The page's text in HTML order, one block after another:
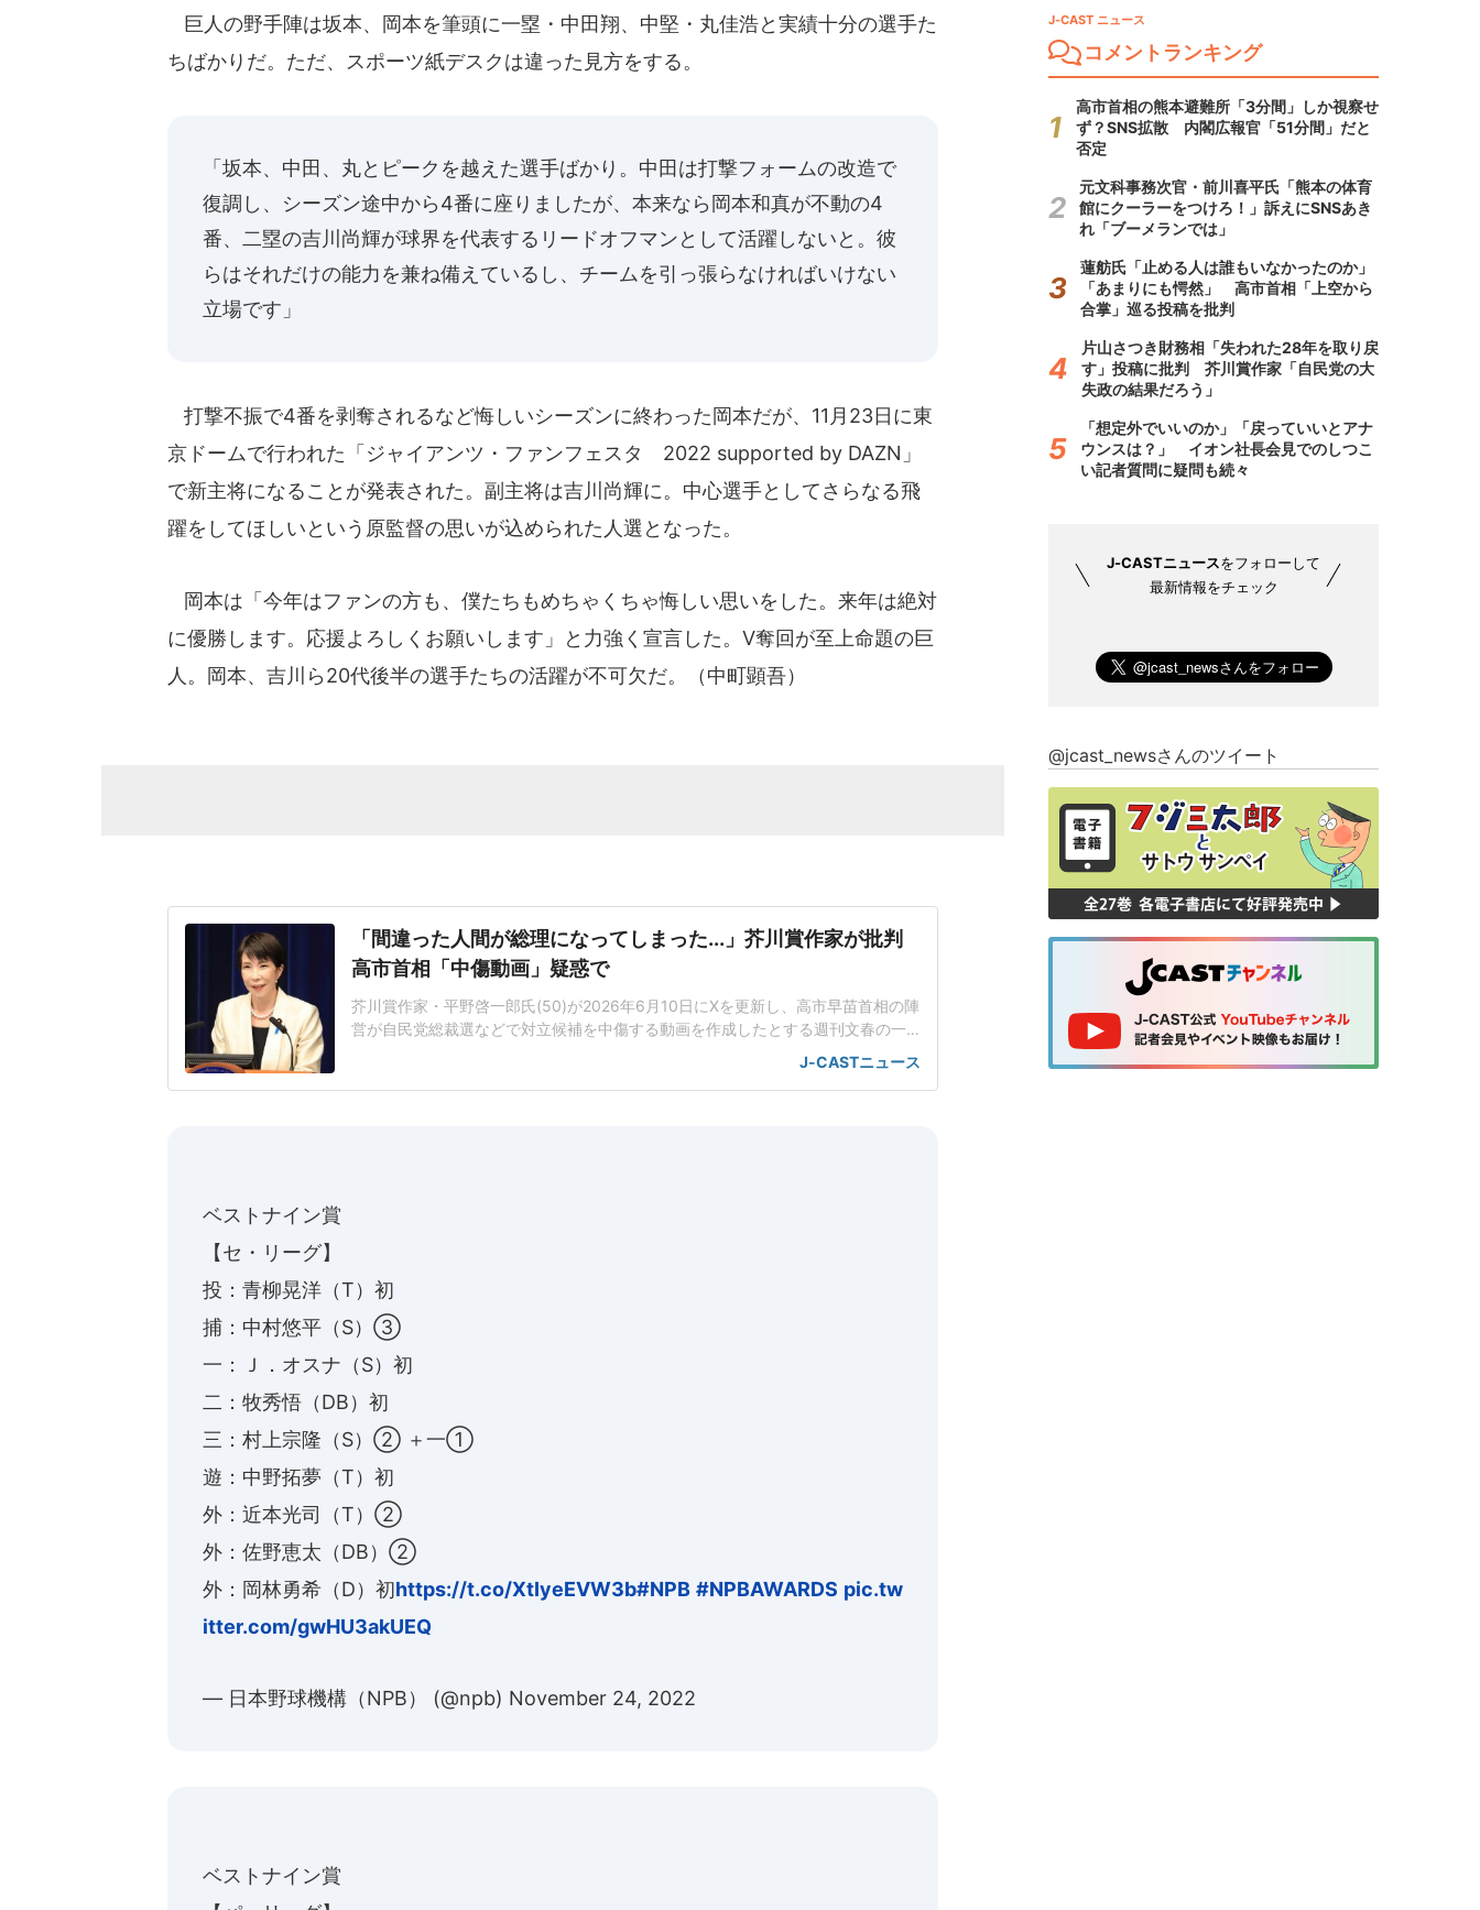
巨人の野手陣は坂本、岡本を筆頭に一塁・中田翔、中堅・丸佳浩と実績十分の選手た
ちばかりだ。ただ、スポーツ紙デスクは違った見方をする。
「坂本、中田、丸とピークを越えた選手ばかり。中田は打撃フォームの改造で
復調し、シーズン途中から4番に座りましたが、本来なら岡本和真が不動の4
番、二塁の吉川尚輝が球界を代表するリードオフマンとして活躍しないと。彼
らはそれだけの能力を兼ね備えているし、チームを引っ張らなければいけない
立場です」
打撃不振で4番を剥奪されるなど悔しいシーズンに終わった岡本だが、11月23日に東
京ドームで行われた「ジャイアンツ・ファンフェスタ 2022 supported by DAZN」
で新主将になることが発表された。副主将は吉川尚輝に。中心選手としてさらなる飛
躍をしてほしいという原監督の思いが込められた人選となった。
岡本は「今年はファンの方も、僕たちもめちゃくちゃ悔しい思いをした。来年は絶対
に優勝します。応援よろしくお願いします」と力強く宣言した。V奪回が至上命題の巨
人。岡本、吉川ら20代後半の選手たちの活躍が不可欠だ。（中町顕吾）
「間違った人間が総理になってしまった...」芥川賞作家が批判
高市首相「中傷動画」疑惑で
芥川賞作家・平野啓一郎氏(50)が2026年6月10日にXを更新し、高市早苗首相の陣
営が自民党総裁選などで対立候補を中傷する動画を作成したとする週刊文春の一
連の報道を巡り、自身の見解を示した。この投稿がSNS上で大きな注目を集めて
いる。平野氏「元の世界に戻るべき」週刊文春は4月29日付の記事で、25年秋の
J-CASTニュース
ベストナイン賞
【セ・リーグ】
投：青柳晃洋（T）初
捕：中村悠平（S）③
一：Ｊ．オスナ（S）初
二：牧秀悟（DB）初
三：村上宗隆（S）② ＋一①
遊：中野拓夢（T）初
外：近本光司（T）②
外：佐野恵太（DB）②
外：岡林勇希（D）初https://t.co/XtIyeEVW3b#NPB #NPBAWARDS pic.tw
itter.com/gwHU3akUEQ
— 日本野球機構（NPB） (@npb) November 24, 2022
ベストナイン賞
J-CAST ニュース
コメントランキング
高市首相の熊本避難所「3分間」しか視察せ
ず？SNS拡散 内閣広報官「51分間」だと
否定
元文科事務次官・前川喜平氏「熊本の体育
館にクーラーをつけろ！」訴えにSNSあき
れ「ブーメランでは」
蓮舫氏「止める人は誰もいなかったのか」
「あまりにも愕然」 高市首相「上空から
合掌」巡る投稿を批判
片山さつき財務相「失われた28年を取り戻
す」投稿に批判 芥川賞作家「自民党の大
失政の結果だろう」
「想定外でいいのか」「戻っていいとアナ
ウンスは？」 イオン社長会見でのしつこ
い記者質問に疑問も続々
J-CASTニュースをフォローして
最新情報をチェック
@jcast_newsさんのツイート